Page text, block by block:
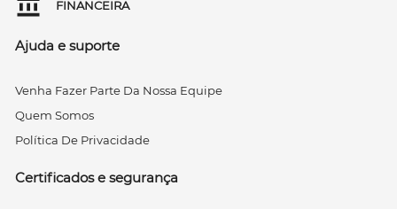
FINANCEIRA
Ajuda e suporte
Venha Fazer Parte Da Nossa Equipe
Quem Somos
Política De Privacidade
Certificados e segurança